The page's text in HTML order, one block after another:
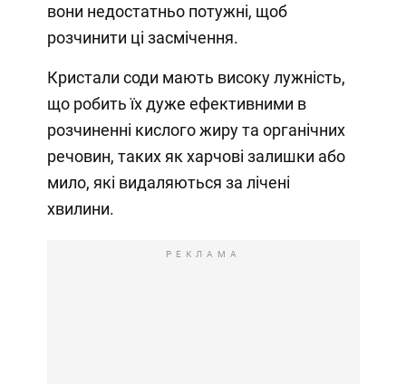
вони недостатньо потужні, щоб
розчинити ці засмічення.
Кристали соди мають високу лужність,
що робить їх дуже ефективними в
розчиненні кислого жиру та органічних
речовин, таких як харчові залишки або
мило, які видаляються за лічені
хвилини.
РЕКЛАМА